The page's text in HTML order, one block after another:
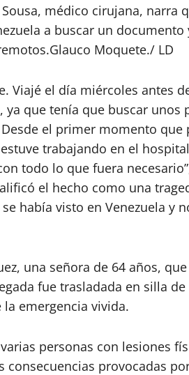
médico cirujana, narra
a buscar un
Glauco Moquete./ LD
Viajé el día miércoles antes
ya que tenía que buscar unos
el primer momento que
trabajando en el
todo lo que fuera
el hecho como una
había visto en Venezuela y
una señora de 64 años,
fue trasladada en silla
emergencia vivida.
personas con lesiones
provocadas